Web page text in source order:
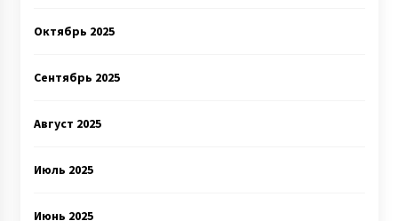
Октябрь 2025
Сентябрь 2025
Август 2025
Июль 2025
Июнь 2025